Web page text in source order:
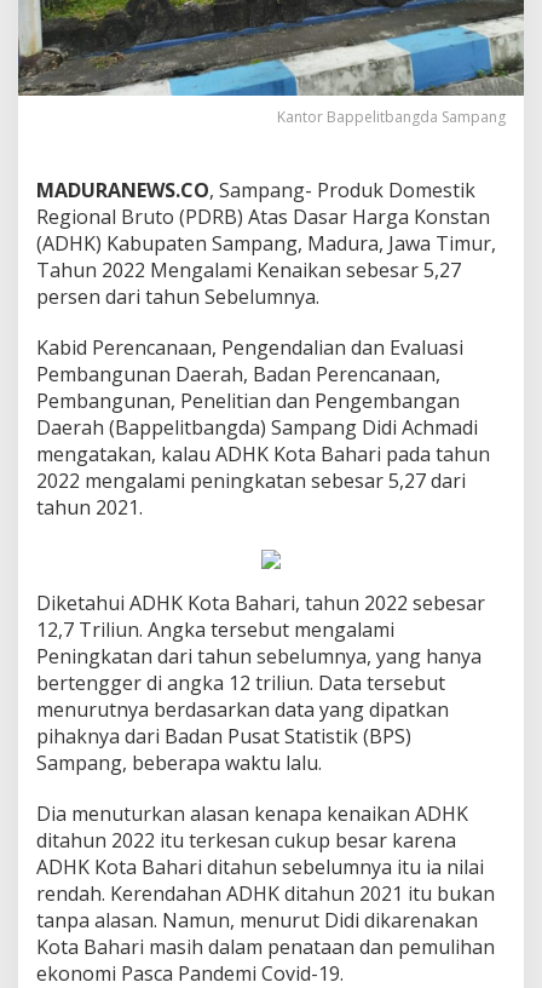
Kantor Bappelitbangda Sampang
MADURANEWS.CO, Sampang- Produk Domestik
Regional Bruto (PDRB) Atas Dasar Harga Konstan
(ADHK) Kabupaten Sampang, Madura, Jawa Timur,
Tahun 2022 Mengalami Kenaikan sebesar 5,27
persen dari tahun Sebelumnya.
Kabid Perencanaan, Pengendalian dan Evaluasi
Pembangunan Daerah, Badan Perencanaan,
Pembangunan, Penelitian dan Pengembangan
Daerah (Bappelitbangda) Sampang Didi Achmadi
mengatakan, kalau ADHK Kota Bahari pada tahun
2022 mengalami peningkatan sebesar 5,27 dari
tahun 2021.
Diketahui ADHK Kota Bahari, tahun 2022 sebesar
12,7 Triliun. Angka tersebut mengalami
Peningkatan dari tahun sebelumnya, yang hanya
bertengger di angka 12 triliun. Data tersebut
menurutnya berdasarkan data yang dipatkan
pihaknya dari Badan Pusat Statistik (BPS)
Sampang, beberapa waktu lalu.
Dia menuturkan alasan kenapa kenaikan ADHK
ditahun 2022 itu terkesan cukup besar karena
ADHK Kota Bahari ditahun sebelumnya itu ia nilai
rendah. Kerendahan ADHK ditahun 2021 itu bukan
tanpa alasan. Namun, menurut Didi dikarenakan
Kota Bahari masih dalam penataan dan pemulihan
ekonomi Pasca Pandemi Covid-19.